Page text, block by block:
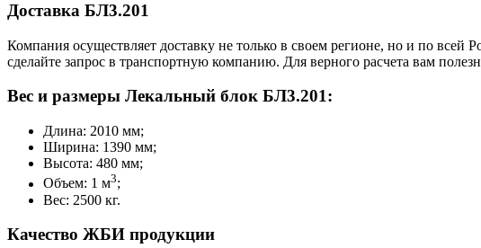
Доставка БЛ3.201
Компания осуществляет доставку не только в своем регионе, но и по всей
сделайте запрос в транспортную компанию. Для верного расчета вам
Вес и размеры Лекальный блок БЛ3.201:
Длина: 2010 мм;
Ширина: 1390 мм;
Высота: 480 мм;
Объем: 1 м3;
Вес: 2500 кг.
Качество ЖБИ продукции